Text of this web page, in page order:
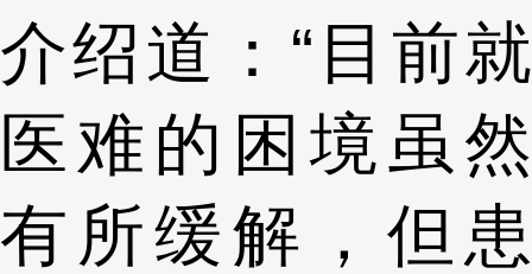
介绍道：“目前就
医难的困境虽然
有所缓解，但患